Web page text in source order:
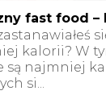
fast food –
kalorii? W
są najmniej
si...